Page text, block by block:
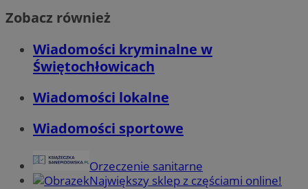
Zobacz również
Wiadomości kryminalne w
Świętochłowicach
Wiadomości lokalne
Wiadomości sportowe
Orzeczenie sanitarne
Największy sklep z częściami online!